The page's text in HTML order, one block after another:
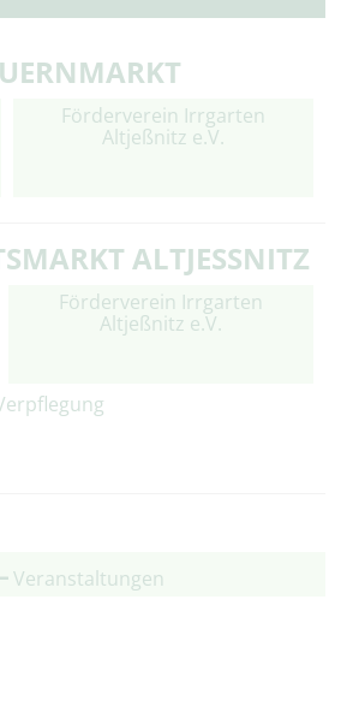
Förderverein Irrgarten
Altjeßnitz e.V.
ALTJESSNITZ
Förderverein Irrgarten
Altjeßnitz e.V.
Veranstaltungen